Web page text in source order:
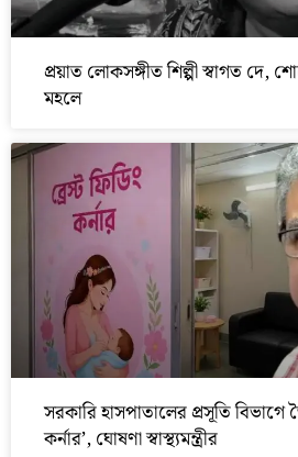
প্রয়াত লোকসঙ্গীত শিল্পী স্বাগত দে,
মহলে
সরকারি হাসপাতালের প্রসূতি বিভাগে
কর্নার’, ঘোষণা স্বাস্থ্যমন্ত্রীর